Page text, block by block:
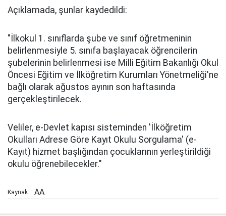
Açıklamada, şunlar kaydedildi:
"İlkokul 1. sınıflarda şube ve sınıf öğretmeninin
belirlenmesiyle 5. sınıfa başlayacak öğrencilerin
şubelerinin belirlenmesi ise Milli Eğitim Bakanlığı Okul
Öncesi Eğitim ve İlköğretim Kurumları Yönetmeliği'ne
bağlı olarak ağustos ayının son haftasında
gerçekleştirilecek.
Veliler, e-Devlet kapısı sisteminden 'İlköğretim
Okulları Adrese Göre Kayıt Okulu Sorgulama' (e-
Kayıt) hizmet başlığından çocuklarının yerleştirildiği
okulu öğrenebilecekler."
Kaynak: AA